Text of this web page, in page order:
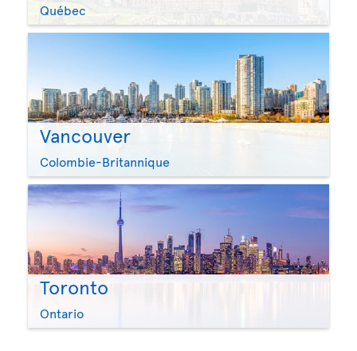
Québec
Vancouver
Colombie-Britannique
Toronto
Ontario